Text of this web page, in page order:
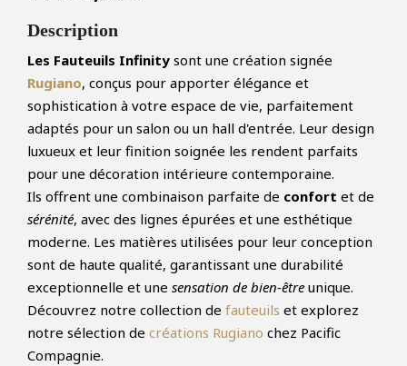
Description
Les Fauteuils Infinity sont une création signée
Rugiano, conçus pour apporter élégance et
sophistication à votre espace de vie, parfaitement
adaptés pour un salon ou un hall d'entrée. Leur design
luxueux et leur finition soignée les rendent parfaits
pour une décoration intérieure contemporaine.
Ils offrent une combinaison parfaite de confort et de
sérénité, avec des lignes épurées et une esthétique
moderne. Les matières utilisées pour leur conception
sont de haute qualité, garantissant une durabilité
exceptionnelle et une sensation de bien-être unique.
Découvrez notre collection de fauteuils et explorez
notre sélection de créations Rugiano chez Pacific
Compagnie.